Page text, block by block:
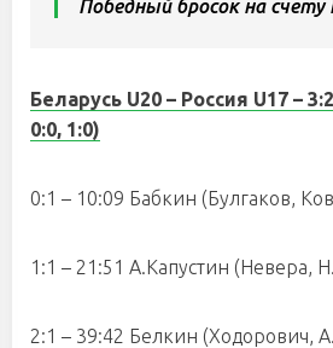
Победный бросок на счету
Беларусь U20 – Россия U17 –
0:0, 1:0)
0:1 – 10:09 Бабкин (Булгаков,
1:1 – 21:51 А.Капустин (Невера,
2:1 – 39:42 Белкин (Ходорович,